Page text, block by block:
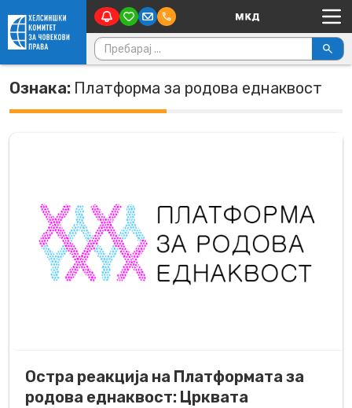
Skip to content Main Navigation
Пребарувај за:
Ознака: Платформа за родова еднаквост
Остра реакција на Платформата за
родова еднаквост: Црквата